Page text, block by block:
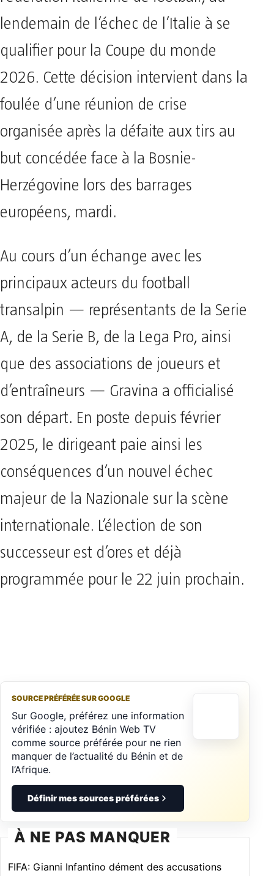
lendemain de l’échec de l’Italie à se
qualifier pour la Coupe du monde
2026. Cette décision intervient dans la
foulée d’une réunion de crise
organisée après la défaite aux tirs au
but concédée face à la Bosnie-
Herzégovine lors des barrages
européens, mardi.
Au cours d’un échange avec les
principaux acteurs du football
transalpin — représentants de la Serie
A, de la Serie B, de la Lega Pro, ainsi
que des associations de joueurs et
d’entraîneurs — Gravina a officialisé
son départ. En poste depuis février
2025, le dirigeant paie ainsi les
conséquences d’un nouvel échec
majeur de la Nazionale sur la scène
internationale. L’élection de son
successeur est d’ores et déjà
programmée pour le 22 juin prochain.
SOURCE PRÉFÉRÉE SUR GOOGLE
Sur Google, préférez une information
vérifiée : ajoutez Bénin Web TV
comme source préférée pour ne rien
manquer de l’actualité du Bénin et de
l’Afrique.
Définir mes sources préférées
À NE PAS MANQUER
FIFA: Gianni Infantino dément des accusations